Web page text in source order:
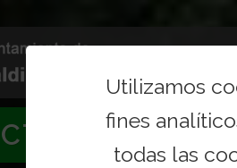
Utilizamos
fines
todas las